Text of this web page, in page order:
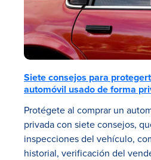
Siete consejos para
automóvil usado de forma
Protégete al comprar un
privada con siete consejos,
inspecciones del vehículo,
historial, verificación del